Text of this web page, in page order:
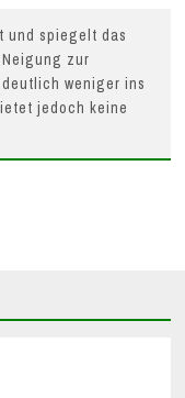
und spiegelt das
zur
weniger ins
jedoch keine